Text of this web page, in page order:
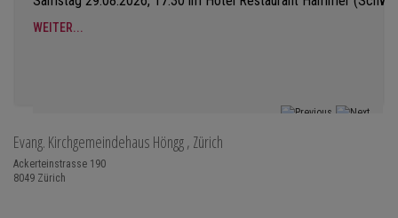
WEITER...
Evang. Kirchgemeindehaus Höngg, Zürich
Ackerteinstrasse 190
8049 Zürich